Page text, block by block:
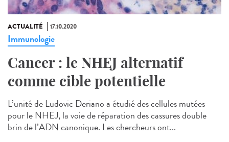
ACTUALITÉ 17.10.2020
Immunologie
Cancer : le NHEJ alternatif
comme cible potentielle
L’unité de Ludovic Deriano a étudié des cellules mutées
pour le NHEJ, la voie de réparation des cassures double
brin de l’ADN canonique. Les chercheurs ont...